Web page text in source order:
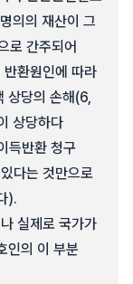
의의 재산이 그
로 간주되어
환원인에 따라
상당의 손해(6,
상당하다
득반환 청구
다는 것만으로
).
실제로 국가가
인의 이 부분